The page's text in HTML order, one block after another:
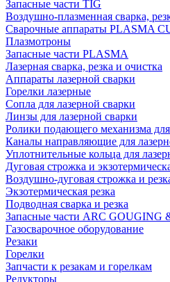
Запасные части TIG
Воздушно-плазменная сварка,
Сварочные аппараты PLASMA
Плазмотроны
Запасные части PLASMA
Лазерная сварка, резка и очистка
Аппараты лазерной сварки
Горелки лазерные
Сопла для лазерной сварки
Линзы для лазерной сварки
Ролики подающего механизма для
Каналы направляющие для
Уплотнительные кольца для
Дуговая строжка и
Воздушно-дуговая строжка и
Экзотермическая резка
Подводная сварка и резка
Запасные части ARC
Газосварочное оборудование
Резаки
Горелки
Запчасти к резакам и горелкам
Редукторы